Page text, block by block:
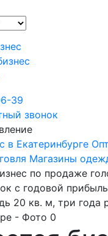
39
звонок
в Екатеринбурге
Магазины